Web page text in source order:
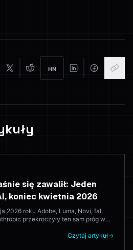
HN
się zawalił: Jeden
koniec kwietnia 2026
2026 roku Adobe, Luma, Novi, fal,
przekroczyły ten sam próg w
apartamenty kreatywne, które starają
Czytaj artykuł